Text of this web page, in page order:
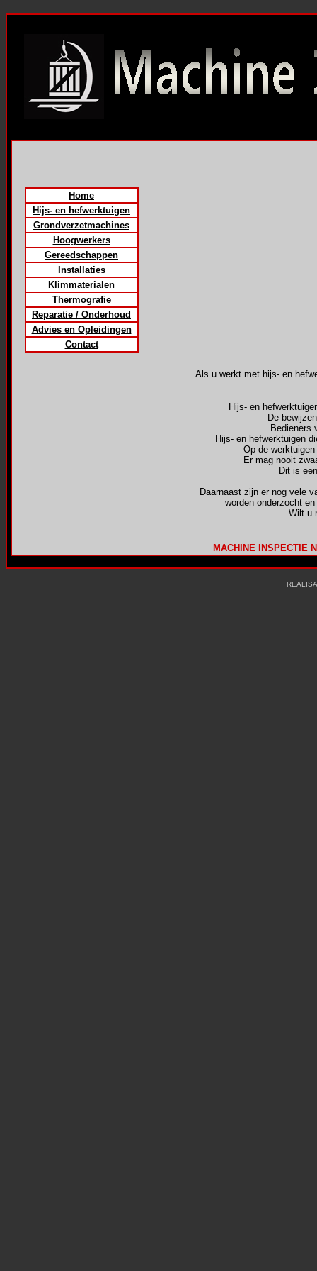
Home
Hijs- en hefwerktuigen
Grondverzetmachines
Hoogwerkers
Gereedschappen
Installaties
Klimmaterialen
Thermografie
Reparatie / Onderhoud
Advies en Opleidingen
Contact
Als u werkt met hijs- en
Hijs- en
De
Bedieners
Hijs- en hefwerktuigen
Op de
Er mag nooit
Dit is
Daarnaast zijn er nog vele
worden onderzocht
Wilt u
MACHINE INSPECTIE